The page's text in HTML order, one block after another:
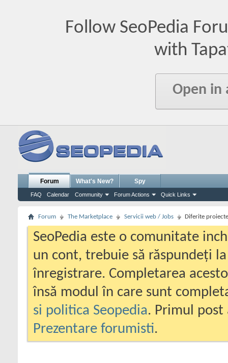
Follow SeoPedia
with
Open in
Forum
FAQ Calendar Community Forum Actions Quick Links
What's New? Spy
Forum The Marketplace Servicii web / Jobs Diferite proiecte
SeoPedia este o comunitate
un cont, trebuie să răspundeți
înregistrare. Completarea
însă modul în care sunt
si politica Seopedia. Primul
Prezentare forumisti.